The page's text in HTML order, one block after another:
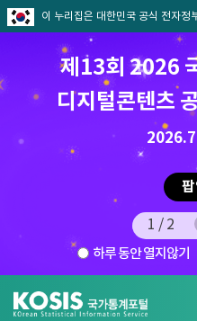
이 누리집은 대한민국 공식 전자정
제13회 2026
디지털콘텐츠
8.7.(금)
1/2
하루 동안 열지않기